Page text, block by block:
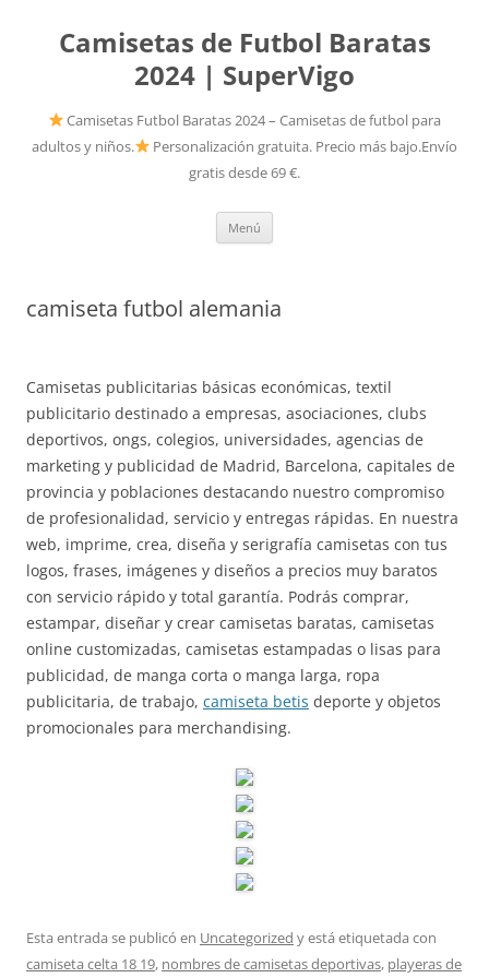
Camisetas de Futbol Baratas
2024 | SuperVigo
Camisetas Futbol Baratas 2024 – Camisetas de futbol para
adultos y niños.
Personalización gratuita. Precio más bajo.Envío
gratis desde 69 €.
Menú
camiseta futbol alemania
Camisetas publicitarias básicas económicas, textil
publicitario destinado a empresas, asociaciones, clubs
deportivos, ongs, colegios, universidades, agencias de
marketing y publicidad de Madrid, Barcelona, capitales de
provincia y poblaciones destacando nuestro compromiso
de profesionalidad, servicio y entregas rápidas. En nuestra
web, imprime, crea, diseña y serigrafía camisetas con tus
logos, frases, imágenes y diseños a precios muy baratos
con servicio rápido y total garantía. Podrás comprar,
estampar, diseñar y crear camisetas baratas, camisetas
online customizadas, camisetas estampadas o lisas para
publicidad, de manga corta o manga larga, ropa
publicitaria, de trabajo, camiseta betis deporte y objetos
promocionales para merchandising.
Esta entrada se publicó en Uncategorized y está etiquetada con
camiseta celta 18 19, nombres de camisetas deportivas, playeras de